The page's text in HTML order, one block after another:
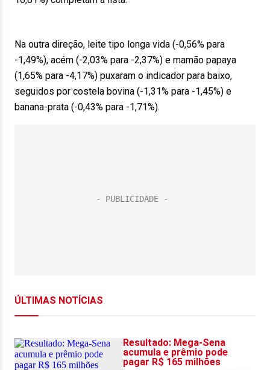
Na outra direção, leite tipo longa vida (-0,56% para
-1,49%), acém (-2,03% para -2,37%) e mamão papaya
(1,65% para -4,17%) puxaram o indicador para baixo,
seguidos por costela bovina (-1,31% para -1,45%) e
banana-prata (-0,43% para -1,71%).